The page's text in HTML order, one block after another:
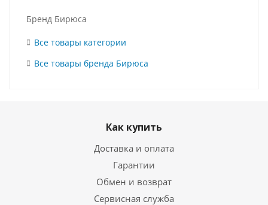
Бренд Бирюса
Все товары категории
Все товары бренда Бирюса
Как купить
Доставка и оплата
Гарантии
Обмен и возврат
Сервисная служба